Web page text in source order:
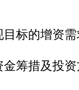
标的增资需
筹措及投资